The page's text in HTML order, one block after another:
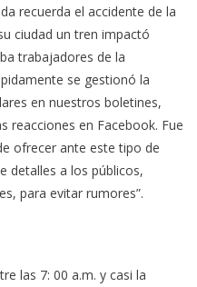
recuerda el accidente de la
ciudad un tren impactó
trabajadores de la
se gestionó la
en nuestros boletines,
reacciones en Facebook. Fue
ofrecer ante este tipo de
detalles a los públicos,
para evitar rumores”.
las 7: 00 a.m. y casi la